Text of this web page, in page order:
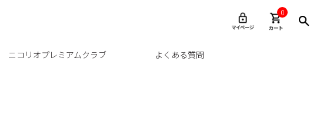
0
ニコリオプレミアムクラブ よくある質問